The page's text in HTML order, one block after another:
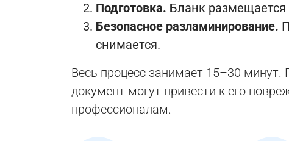
Подготовка. Бланк размещается
Безопасное разламинирование.
снимается.
Весь процесс занимает 15–30
документ могут привести к его
профессионалам.